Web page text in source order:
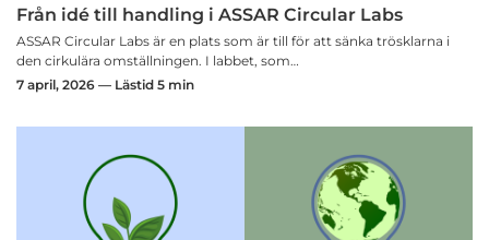
Från idé till handling i ASSAR Circular Labs
ASSAR Circular Labs är en plats som är till för att sänka trösklarna i
den cirkulära omställningen. I labbet, som…
7 april, 2026 — Lästid 5 min